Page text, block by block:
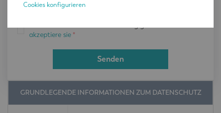
Nutzungsbedingungen
akzeptiere sie *
Senden
GRUNDLEGENDE INFORMATIONEN ZUM DATENSCHUTZ
Cookies konfigurieren